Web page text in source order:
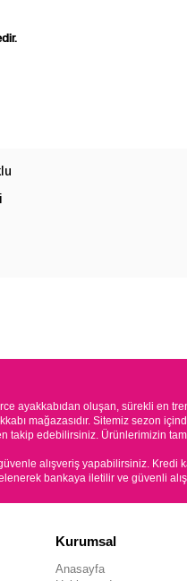
ayakkabıdan oluşan, sürekli en
mağazasıdır. Sitemiz sezon
takip edebilirsiniz. Ürünlerimizin
alışveriş yapabilirsiniz. Kredi
bankaya iletilir ve güvenli
Kurumsal
Anasayfa